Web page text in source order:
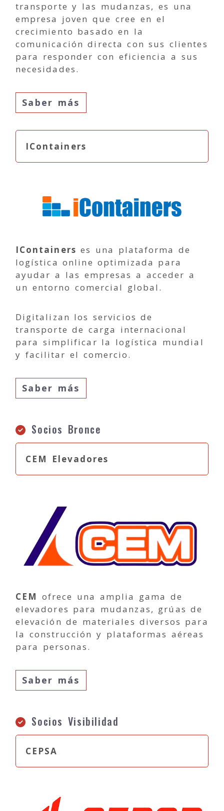
transporte y las mudanzas, es una
empresa joven que cree en el
crecimiento basado en la
comunicación directa con sus clientes
para responder con eficiencia a sus
necesidades.
Saber más
IContainers
IContainers es una plataforma de
logística online optimizada para
ayudar a las empresas a acceder a
un entorno comercial global.
Digitalizan los servicios de
transporte de carga internacional
para simplificar la logística mundial
y facilitar el comercio.
Saber más
Socios Bronce
CEM Elevadores
CEM ofrece una amplia gama de
elevadores para mudanzas, grúas de
elevación de materiales diversos para
la construcción y plataformas aéreas
para personas.
Saber más
Socios Visibilidad
CEPSA